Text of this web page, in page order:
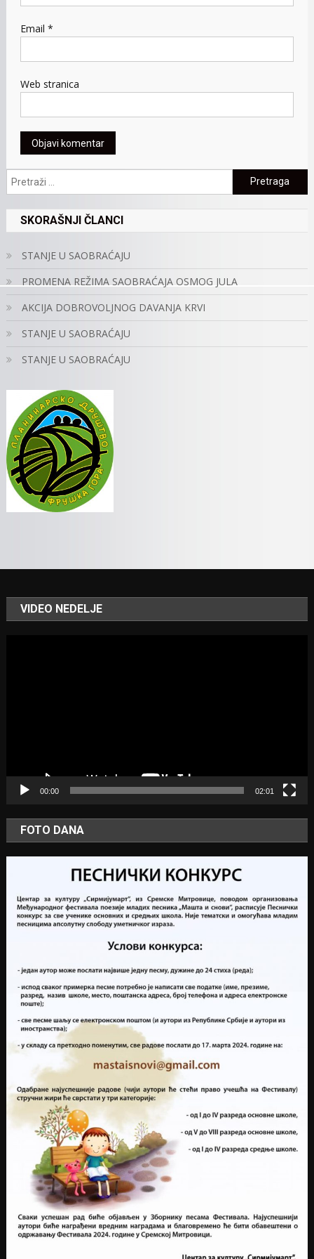
Email *
Web stranica
Pretraga:
SKORAŠNJI ČLANCI
STANJE U SAOBRAĆAJU
PROMENA REŽIMA SAOBRAĆAJA OSMOG JULA
AKCIJA DOBROVOLJNOG DAVANJA KRVI
STANJE U SAOBRAĆAJU
STANJE U SAOBRAĆAJU
VIDEO NEDELJE
00:00 02:01
FOTO DANA